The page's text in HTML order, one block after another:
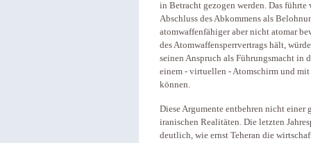
in Betracht gezogen werden. Das
Abschluss des Abkommens als
atomwaffenfähiger aber nicht atomar
des Atomwaffensperrvertrags hält,
seinen Anspruch als Führungsmacht in
einem - virtuellen - Atomschirm und
können.
Diese Argumente entbehren nicht
iranischen Realitäten. Die letzten
deutlich, wie ernst Teheran die